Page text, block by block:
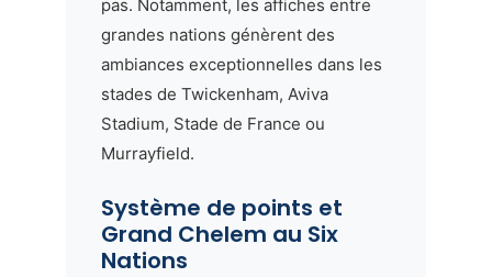
pas. Notamment, les affiches entre
grandes nations génèrent des
ambiances exceptionnelles dans les
stades de Twickenham, Aviva
Stadium, Stade de France ou
Murrayfield.
Système de points et
Grand Chelem au Six
Nations